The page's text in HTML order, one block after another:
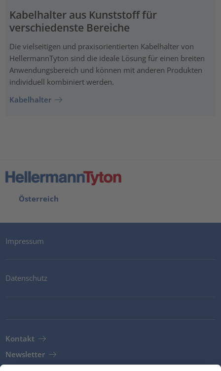
Kabelhalter aus Kunststoff für
verschiedenste Bereiche
Die vielseitigen und praxisorientierten Kabelhalter von
HellermannTyton sind die ideale Lösung für einen breiten
Anwendungsbereich und können mit anderen Produkten
individuell kombiniert werden.
Kabelhalter
Österreich
Impressum
Datenschutz
Kontakt
Newsletter